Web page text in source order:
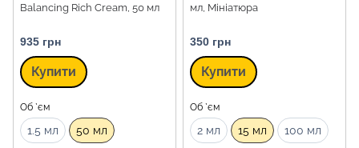
Balancing Rich Cream, 50 мл
935 грн
Купити
Об `єм
1.5 мл 50 мл
мл, Мініатюра
350 грн
Купити
Об `єм
2 мл 15 мл 100 мл